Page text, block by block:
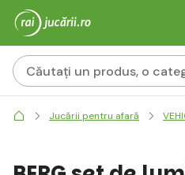
Jucării pentru afară